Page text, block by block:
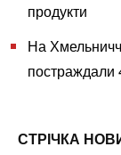
продукти
На
постраждали
СТРІЧКА